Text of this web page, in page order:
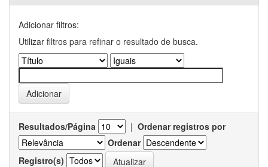
Adicionar filtros:
Utilizar filtros para refinar o resultado de busca.
Resultados/Página | Ordenar registros por
Ordenar
Registro(s)